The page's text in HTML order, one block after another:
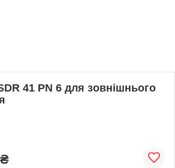
41 PN 6 для зовнішнього
₴